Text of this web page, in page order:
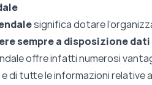
significa dotare
sempre a disposizione
offre infatti numerosi
e di tutte le informazioni relative